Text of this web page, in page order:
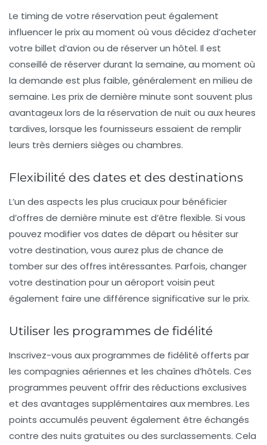
Le timing de votre réservation peut également
influencer le prix au moment où vous décidez d’acheter
votre billet d’avion ou de réserver un hôtel. Il est
conseillé de réserver durant la semaine, au moment où
la demande est plus faible, généralement en milieu de
semaine. Les prix de dernière minute sont souvent plus
avantageux lors de la réservation de nuit ou aux heures
tardives, lorsque les fournisseurs essaient de remplir
leurs très derniers sièges ou chambres.
Flexibilité des dates et des destinations
L’un des aspects les plus cruciaux pour bénéficier
d’offres de dernière minute est d’être flexible. Si vous
pouvez modifier vos dates de départ ou hésiter sur
votre destination, vous aurez plus de chance de
tomber sur des offres intéressantes. Parfois, changer
votre destination pour un aéroport voisin peut
également faire une différence significative sur le prix.
Utiliser les programmes de fidélité
Inscrivez-vous aux programmes de fidélité offerts par
les compagnies aériennes et les chaînes d’hôtels. Ces
programmes peuvent offrir des réductions exclusives
et des avantages supplémentaires aux membres. Les
points accumulés peuvent également être échangés
contre des nuits gratuites ou des surclassements. Cela